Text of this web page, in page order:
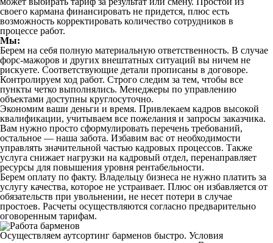
своего кармана финансировать не придется, плюс есть
возможность корректировать количество сотрудников в
процессе работ.
Мы:
Берем на себя полную материальную ответственность. В случае
форс-мажоров и других внештатных ситуаций вы ничем не
рискуете. Соответствующие детали прописаны в договоре.
Контролируем ход работ. Строго следим за тем, чтобы все
пункты четко выполнялись. Менеджеры по управлению
объектами доступны круглосуточно.
Экономим ваши деньги и время. Привлекаем кадров высокой
квалификации, учитываем все пожелания и запросы заказчика.
Вам нужно просто сформулировать перечень требований,
остальное — наша забота. Избавим вас от необходимости
управлять значительной частью кадровых процессов. Также
услуга снижает нагрузки на кадровый отдел, перенаправляет
ресурсы для повышения уровня рентабельности.
Берем оплату по факту. Владельцу бизнеса не нужно платить за
услугу качества, которое не устраивает. Плюс он избавляется от
обязательств при увольнении, не несет потери в случае
простоев. Расчеты осуществляются согласно предварительно
оговоренным тарифам.
Осуществляем аутсортинг барменов быстро. Условия